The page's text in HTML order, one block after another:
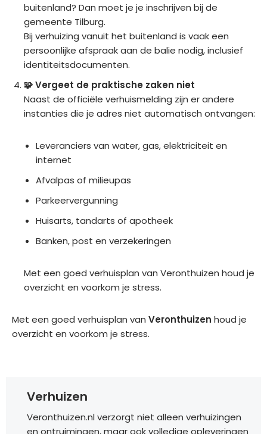
buitenland? Dan moet je je inschrijven bij de
gemeente Tilburg.
Bij verhuizing vanuit het buitenland is vaak een
persoonlijke afspraak aan de balie nodig, inclusief
identiteitsdocumenten.
🧩 Vergeet de praktische zaken niet
Naast de officiële verhuismelding zijn er andere
instanties die je adres niet automatisch ontvangen:
Leveranciers van water, gas, elektriciteit en
internet
Afvalpas of milieupas
Parkeervergunning
Huisarts, tandarts of apotheek
Banken, post en verzekeringen
Met een goed verhuisplan van Veronthuizen houd je
overzicht en voorkom je stress.
Met een goed verhuisplan van Veronthuizen houd je
overzicht en voorkom je stress.
Verhuizen
Veronthuizen.nl verzorgt niet alleen verhuizingen
en ontruimingen, maar ook volledige opleveringen